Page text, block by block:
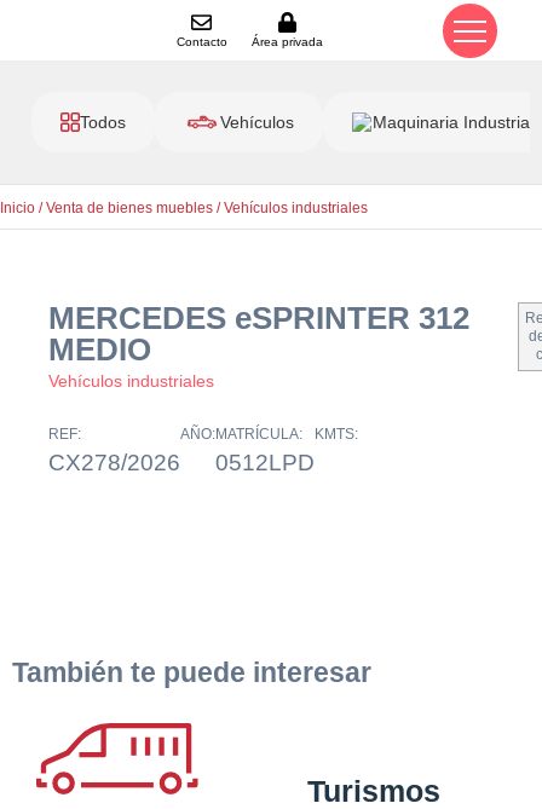
Contacto Área privada
Todos Vehículos Maquinaria Industrial
Inicio /Venta de bienes muebles /Vehículos industriales
MERCEDES eSPRINTER 312
MEDIO
Vehículos industriales
REF:
CX278/2026
AÑO:MATRÍCULA:
0512LPD
KMTS:
También te puede interesar
Turismos